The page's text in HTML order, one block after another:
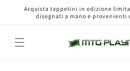
direttamente
ai contenuti
Acquista tappetini in edizione
disegnati a mano e provenienti